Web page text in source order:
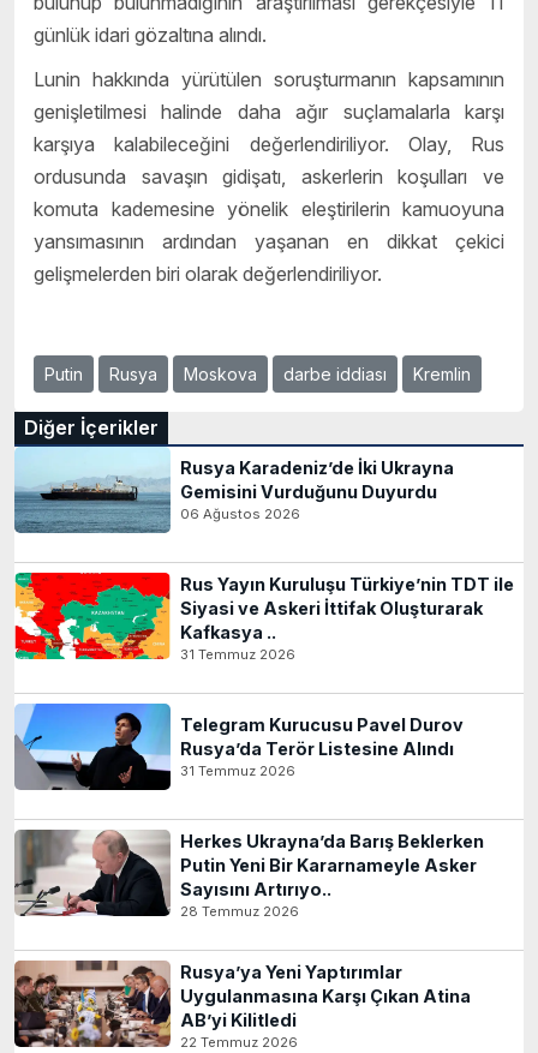
günlük idari gözaltına alındı.
Lunin hakkında yürütülen soruşturmanın kapsamının
genişletilmesi halinde daha ağır suçlamalarla karşı
karşıya kalabileceğini değerlendiriliyor. Olay, Rus
ordusunda savaşın gidişatı, askerlerin koşulları ve
komuta kademesine yönelik eleştirilerin kamuoyuna
yansımasının ardından yaşanan en dikkat çekici
gelişmelerden biri olarak değerlendiriliyor.
Putin Rusya Moskova darbe iddiası Kremlin
Diğer İçerikler
Rusya Karadeniz’de İki Ukrayna
Gemisini Vurduğunu Duyurdu
06 Ağustos 2026
Rus Yayın Kuruluşu Türkiye’nin TDT ile
Siyasi ve Askeri İttifak Oluşturarak
Kafkasya ..
31 Temmuz 2026
Telegram Kurucusu Pavel Durov
Rusya’da Terör Listesine Alındı
31 Temmuz 2026
Herkes Ukrayna’da Barış Beklerken
Putin Yeni Bir Kararnameyle Asker
Sayısını Artırıyo..
28 Temmuz 2026
Rusya’ya Yeni Yaptırımlar
Uygulanmasına Karşı Çıkan Atina
AB’yi Kilitledi
22 Temmuz 2026